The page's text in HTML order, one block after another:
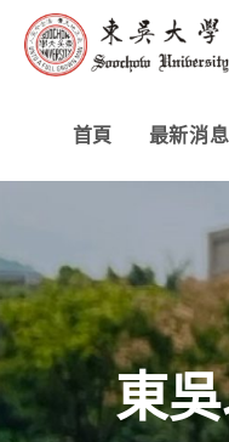
首頁 最新消息
東